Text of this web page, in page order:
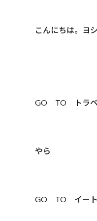
こんにちは。ヨシ
GO TO トラ
やら
GO TO イート